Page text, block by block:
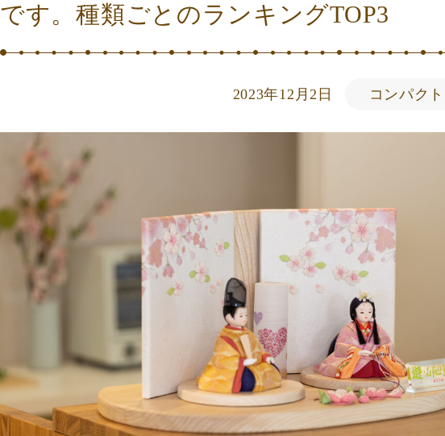
です。種類ごとのランキングTOP3
2023年12月2日 コンパク